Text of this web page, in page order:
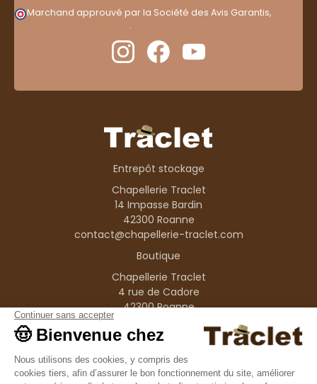
Marchand approuvé par la Société des Avis Garantis,
.
Entrepôt stockage
Chapellerie Traclet
14 Impasse Bardin
42300 Roanne
contact@chapellerie-traclet.com
Boutique
Chapellerie Traclet
4 rue de Cadore
42300 Roanne
Produits